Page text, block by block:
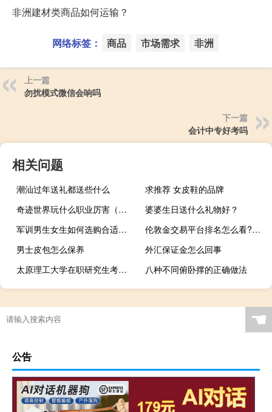
非洲建材类商品如何运输？
网络标签： 商品 市场需求 非洲
上一篇
勿扰模式微信会响吗
下一篇
会计中专好考吗
相关问题
潮汕过年送礼都送些什么
求推荐 女皮鞋的品牌
奇迹世界玩什么职业厉害（奇迹世界加点）
婆婆生日送什么礼物好？
军训男生女生如何选购合适的防晒霜
伦敦金交易平台排名怎么看?选平台看哪些标准?
男士皮包怎么保养
外汇保证金怎么回事
太原理工大学在职研究生考试没通过怎么办
八种不同俯卧撑的正确做法
☚
公告